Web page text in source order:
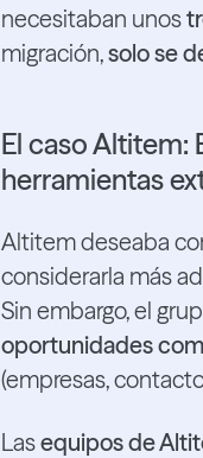
necesitaban unos
migración,solo se
El caso
herramientas
Altitem deseaba
considerarla más
Sin embargo, el
oportunidades
(empresas,
Lasequipos de